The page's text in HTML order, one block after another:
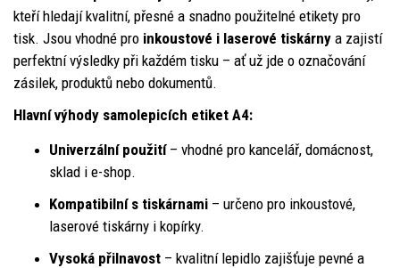
kteří hledají kvalitní, přesné a snadno použitelné etikety pro
tisk. Jsou vhodné pro inkoustové i laserové tiskárny a zajistí
perfektní výsledky při každém tisku – ať už jde o označování
zásilek, produktů nebo dokumentů.
Hlavní výhody samolepicích etiket A4:
Univerzální použití– vhodné pro kancelář, domácnost,
sklad i e-shop.
Kompatibilní s tiskárnami – určeno pro inkoustové,
laserové tiskárny i kopírky.
Vysoká přilnavost – kvalitní lepidlo zajišťuje pevné a